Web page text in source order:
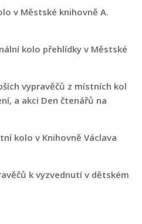
v Městské knihovně A.
kolo přehlídky v Městské
vypravěčů z místních kol
a akci Den čtenářů na
kolo v Knihovně Václava
k vyzvednutí v dětském